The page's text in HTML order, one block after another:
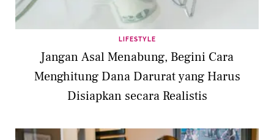
LIFESTYLE
Jangan Asal Menabung, Begini Cara
Menghitung Dana Darurat yang Harus
Disiapkan secara Realistis